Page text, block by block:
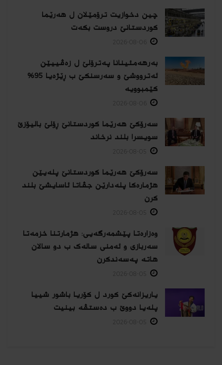
چین دخوازیت ترۆمێلان ل هەرێما
كوردستانێ دروست بكەت
بەرهەمئینانا په‌ترۆلێ ل زه‌ڤییێن
ئەترووشێ و سەرسنكێ ب ڕێژەیا 95%
كێمبوویە
سەرۆکێ هەرێما کوردستانێ ڕۆلێ بالیۆزێ
سویسرا بلند نرخاند
سەرۆکێ هەرێما کوردستانێ پلەیێن
هژمارەكا پلەدارێن جڤاتا ئاسایشێ بلند
كرن
وەزارەتا پێشمەرگەیی: هژمارتنا خزمەتا
سەربازی و ئەمنی سالەک ب دو سالان
هاتە پەسەندكرن
یاریزانەكێ کورد ل کۆریا باشور شییا
پلەیا دووێ ب دەستڤە بینیت